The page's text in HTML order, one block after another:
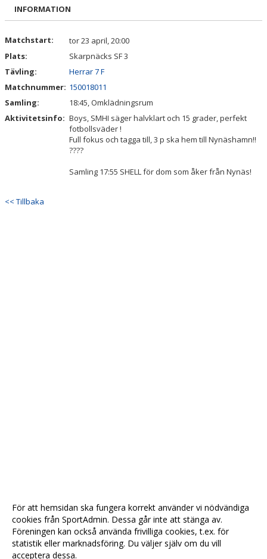
TRUPPEN
INFORMATION
Matchstart:
tor 23 april, 20:00
Plats:
Skarpnäcks SF 3
Tävling:
Herrar 7 F
Matchnummer: 150018011
Samling:
18:45, Omklädningsrum
Aktivitetsinfo: Boys, SMHI säger halvklart och 15 grader, perfekt
fotbollsväder !
Full fokus och tagga till, 3 p ska hem till Nynäshamn!!
????
Samling 17:55 SHELL för dom som åker från Nynäs!
<< Tillbaka
För att hemsidan ska fungera korrekt använder vi nödvändiga
cookies från SportAdmin. Dessa går inte att stänga av.
Föreningen kan också använda frivilliga cookies, t.ex. för
statistik eller marknadsföring. Du väljer själv om du vill
acceptera dessa.